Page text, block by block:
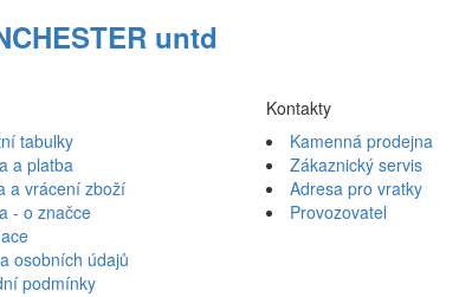
untd
tabulky
a platba
a vrácení zboží
- o značce
osobních údajů
podmínky
Kontakty
Kamenná prodejna
Zákaznický servis
Adresa pro vratky
Provozovatel